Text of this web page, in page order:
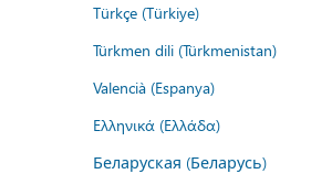
Türkçe (Türkiye)
Türkmen dili (Türkmenistan)
Valencià (Espanya)
Ελληνικά (Ελλάδα)
Беларуская (Беларусь)